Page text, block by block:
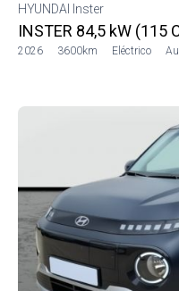
HYUNDAI Inster
INSTER 84,5 kW (115
2026 3600km Eléctrico